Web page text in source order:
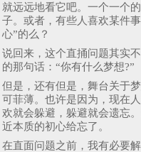
就远远地看它吧。一个一个
子。或者，有些人喜欢某件
心”的么？
说回来，这个直捅问题其实
的那句话：“你有什么梦想?”
但是，还有但是，舞台关于
可菲薄。也许是因为，现在
欢就会躲避，躲避就会遗忘
近本质的初心给忘了。
在直面问题之前，我有必要